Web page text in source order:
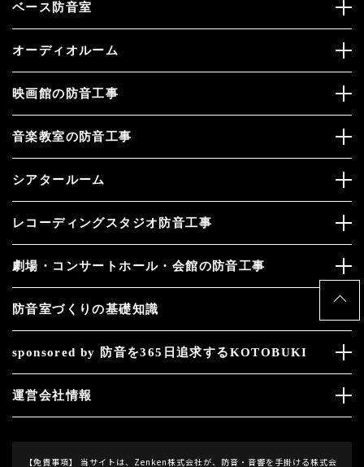
ベース防音室
オーディオルーム
映画館の防音工事
音楽教室の防音工事
シアタールーム
レコーディングスタジオ防音工事
劇場・コンサートホール・会館の防音工事
防音室づくりの基礎知識
sponsored by 防音を365日追求するKOTOBUKI
運営会社情報
【免責事項】 当サイトは、Zenken株式会社が、防音・音響を手掛ける株式会